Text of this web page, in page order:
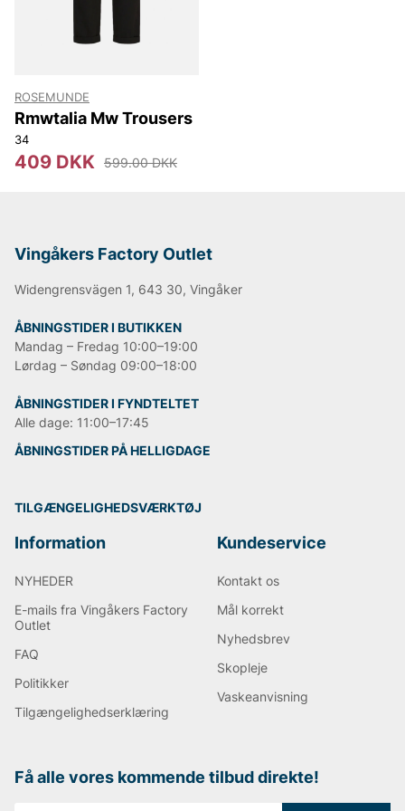
ROSEMUNDE
Rmwtalia Mw Trousers
34
409 DKK 599.00 DKK
Vingåkers Factory Outlet
Widengrensvägen 1, 643 30, Vingåker
ÅBNINGSTIDER I BUTIKKEN
Mandag – Fredag 10:00–19:00
Lørdag – Søndag 09:00–18:00
ÅBNINGSTIDER I FYNDTELTET
Alle dage: 11:00–17:45
ÅBNINGSTIDER PÅ HELLIGDAGE
TILGÆNGELIGHEDSVÆRKTØJ
Information
NYHEDER
E-mails fra Vingåkers Factory
Outlet
FAQ
Politikker
Tilgængelighedserklæring
Kundeservice
Kontakt os
Mål korrekt
Nyhedsbrev
Skopleje
Vaskeanvisning
Få alle vores kommende tilbud direkte!